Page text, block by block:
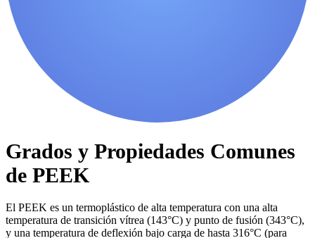
Grados y Propiedades Comunes
de PEEK
El PEEK es un termoplástico de alta temperatura con una alta
temperatura de transición vítrea (143°C) y punto de fusión (343°C),
y una temperatura de deflexión bajo carga de hasta 316°C (para